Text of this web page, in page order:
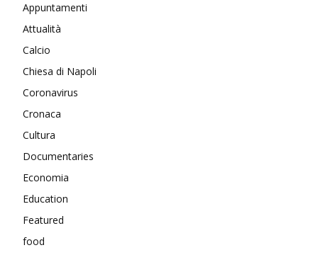
Appuntamenti
Attualità
Calcio
Chiesa di Napoli
Coronavirus
Cronaca
Cultura
Documentaries
Economia
Education
Featured
food